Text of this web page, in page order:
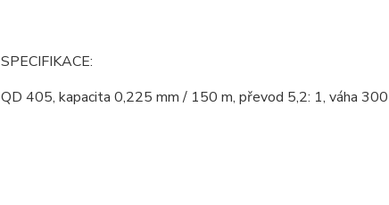
SPECIFIKACE:
QD 405, kapacita 0,225 mm / 150 m, převod 5,2: 1, váha